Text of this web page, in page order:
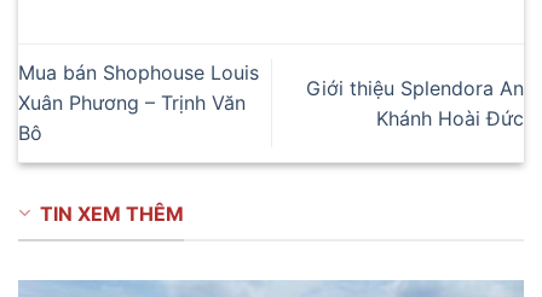
Mua bán Shophouse Louis
Xuân Phương – Trịnh Văn
Bô
Giới thiệu Splendora An
Khánh Hoài Đức
TIN XEM THÊM